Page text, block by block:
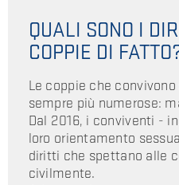
QUALI SONO I
COPPIE DI
Le coppie che
sempre più numerose:
Dal 2016, i conviventi -
loro orientamento
diritti che spettano alle
civilmente.